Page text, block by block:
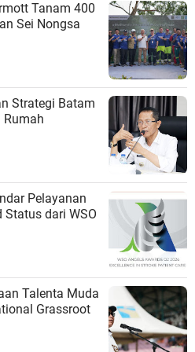
Tanam 400
Sei Nongsa
Strategi Batam
Rumah
Pelayanan
Status dari WSO
Talenta Muda
Grassroot